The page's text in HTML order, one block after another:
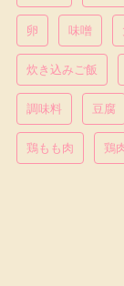
卵 味噌
炊き込みご飯
調味料 豆腐
鶏もも肉 鶏